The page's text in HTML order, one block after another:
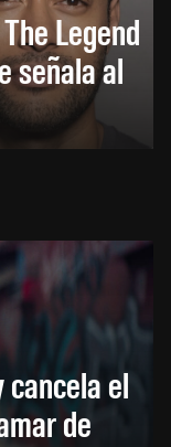
Legend
señala al
el
de